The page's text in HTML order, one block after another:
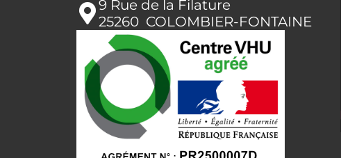
9 Rue de la Filature
25260 COLOMBIER-FONTAINE